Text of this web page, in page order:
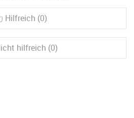
Hilfreich (0)
hilfreich (0)